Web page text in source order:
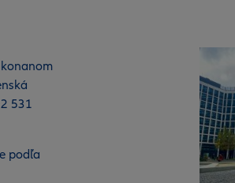
531
podľa